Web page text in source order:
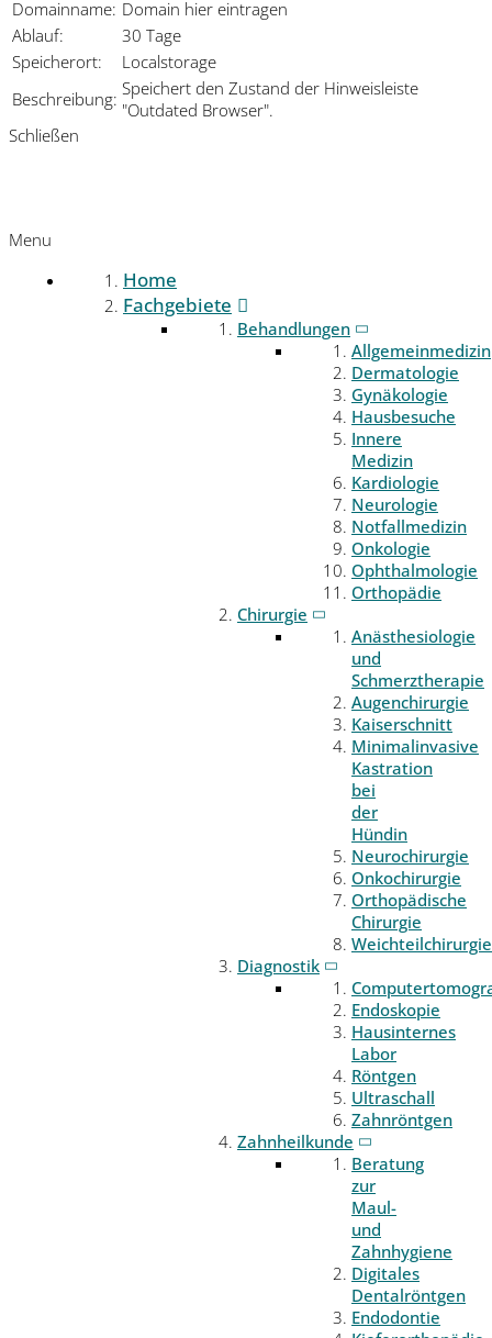
Domainname: Domain hier eintragen
Ablauf:
30 Tage
Speicherort:
Localstorage
Beschreibung: Speichert den Zustand der Hinweisleiste
"Outdated Browser".
Schließen
Menu
Home
Fachgebiete
Behandlungen
Allgemeinmedizin
Dermatologie
Gynäkologie
Hausbesuche
Innere
Medizin
Kardiologie
Neurologie
Notfallmedizin
Onkologie
Ophthalmologie
Orthopädie
Chirurgie
Anästhesiologie
und
Schmerztherapie
Augenchirurgie
Kaiserschnitt
Minimalinvasive
Kastration
bei
der
Hündin
Neurochirurgie
Onkochirurgie
Orthopädische
Chirurgie
Weichteilchirurgie
Diagnostik
Endoskopie
Hausinternes
Labor
Röntgen
Ultraschall
Zahnröntgen
Zahnheilkunde
Beratung
zur
Maul-
und
Zahnhygiene
Digitales
Dentalröntgen
Endodontie